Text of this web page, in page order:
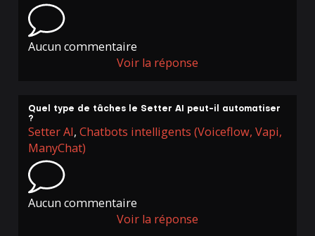
Aucun commentaire
Voir la réponse
Quel type de tâches le Setter AI peut-il automatiser
?
Setter AI, Chatbots intelligents (Voiceflow, Vapi,
ManyChat)
Aucun commentaire
Voir la réponse